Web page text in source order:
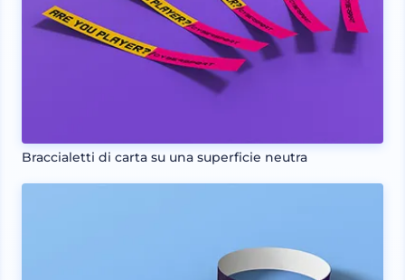
Braccialetti di carta su una superficie neutra